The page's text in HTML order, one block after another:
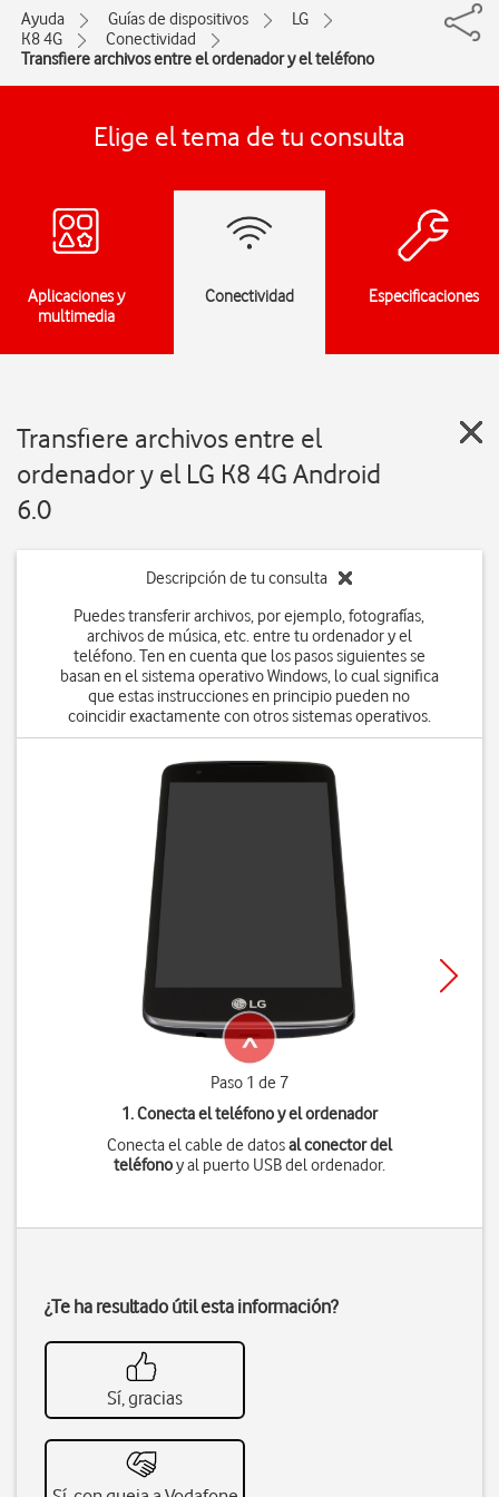
Ayuda Guías de dispositivos
LG
K8 4G
Conectividad
Transfiere archivos entre el ordenador y el teléfono
Elige el tema de tu consulta
Aplicaciones y
multimedia
Conectividad Especificaciones
Transfiere archivos entre el
ordenador y el LG K8 4G Android
6.0
Descripción de tu consulta
Puedes transferir archivos, por ejemplo, fotografías,
archivos de música, etc. entre tu ordenador y el
teléfono. Ten en cuenta que los pasos siguientes se
basan en el sistema operativo Windows, lo cual significa
que estas instrucciones en principio pueden no
coincidir exactamente con otros sistemas operativos.
Paso 1 de 7
1. Conecta el teléfono y el ordenador
Conecta el cable de datosal conector del
teléfonoy al puerto USB del ordenador.
¿Te ha resultado útil esta información?
Sí, gracias